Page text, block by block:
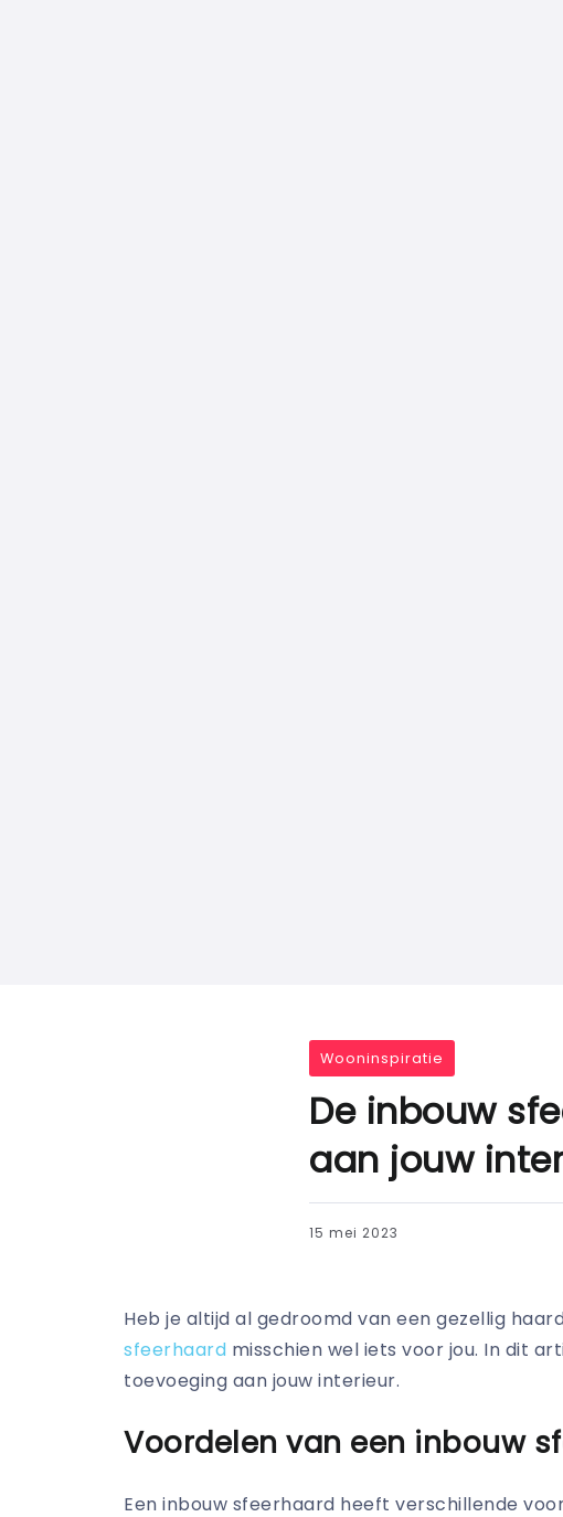
Wooninspiratie
De inbouw
aan jouw
15 mei 2023
Heb je altijd al gedroomd van een gezellig
sfeerhaard misschien wel iets voor jou. In dit
toevoeging aan jouw interieur.
Voordelen van een inbouw
Een inbouw sfeerhaard heeft verschillende